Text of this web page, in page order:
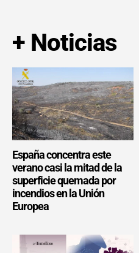
+ Noticias
España concentra este
verano casi la mitad de la
superficie quemada por
incendios en la Unión
Europea